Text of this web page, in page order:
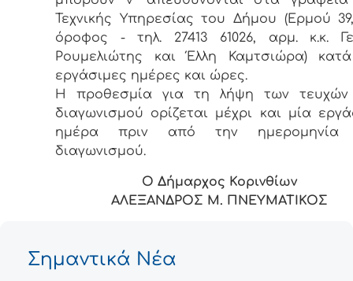
Τεχνικής Υπηρεσίας του Δήμου (Ερμού
όροφος - τηλ. 27413 61026, αρμ. κ.κ.
Ρουμελιώτης και Έλλη Καμτσιώρα)
εργάσιμες ημέρες και ώρες.
Η προθεσμία για τη λήψη των τευχών
διαγωνισμού ορίζεται μέχρι και μία
ημέρα πριν από την ημερομηνία
διαγωνισμού.
Ο Δήμαρχος Κορινθίων
ΑΛΕΞΑΝΔΡΟΣ Μ. ΠΝΕΥΜΑΤΙΚΟΣ
Σημαντικά Νέα